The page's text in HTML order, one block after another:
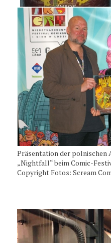
Präsentation der polnischen
„Nightfall“ beim Comic-
Copyright Fotos: Scream